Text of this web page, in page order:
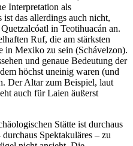
Interpretation als
das allerdings auch nicht,
in Teotihuacán an.
Ruf, die am stärksten
in Mexiko zu sein (Schávelzon).
und genaue Bedeutung der
höchst uneinig waren (und
Der Altar zum Beispiel, laut
auch für Laien äußerst
Stätte ist durchaus
Spektakuläres – zu